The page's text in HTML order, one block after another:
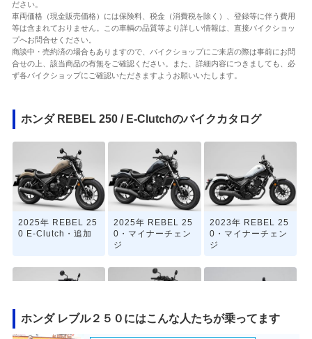
ださい。
車両価格（現金販売価格）には保険料、税金（消費税を除く）、登録等に伴う費用
等は含まれておりません。この車輌の品質等より詳しい情報は、直接バイクショッ
プへお問合せください。
商談中・売約済の場合もありますので、バイクショップにご来店の際は事前にお問
合せの上、該当商品の有無をご確認ください。また、詳細内容につきましても、必
ず各バイクショップにご確認いただきますようお願いいたします。
ホンダ REBEL 250 / E-Clutchのバイクカタログ
2025年 REBEL 25
0 E-Clutch・追加
2025年 REBEL 25
0・マイナーチェン
ジ
2023年 REBEL 25
0・マイナーチェン
ジ
ホンダ レブル２５０にはこんな人たちが乗ってます